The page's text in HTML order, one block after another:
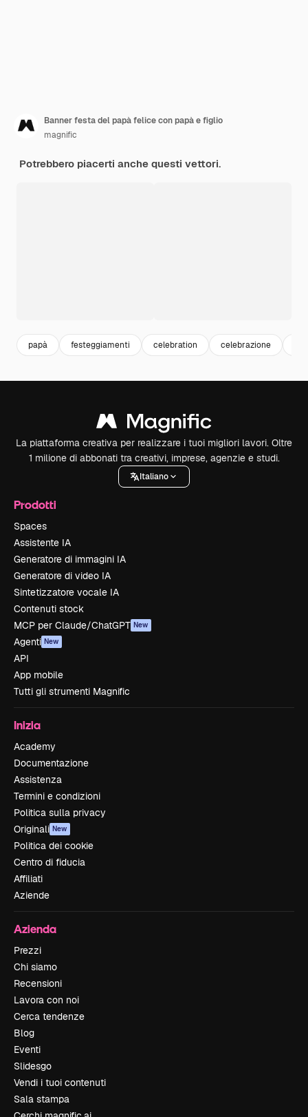
Banner festa del papà felice con papà e figlio
magnific
Potrebbero piacerti anche questi vettori.
papà festeggiamenti celebration celebrazione
La piattaforma creativa per realizzare i tuoi migliori lavori. Oltre
1 milione di abbonati tra creativi, imprese, agenzie e studi.
Italiano
Prodotti
Spaces
Assistente IA
Generatore di immagini IA
Generatore di video IA
Sintetizzatore vocale IA
Contenuti stock
MCP per Claude/ChatGPT New
Agenti New
API
App mobile
Tutti gli strumenti Magnific
Inizia
Academy
Documentazione
Assistenza
Termini e condizioni
Politica sulla privacy
Originali New
Politica dei cookie
Centro di fiducia
Affiliati
Aziende
Azienda
Prezzi
Chi siamo
Recensioni
Lavora con noi
Cerca tendenze
Blog
Eventi
Slidesgo
Vendi i tuoi contenuti
Sala stampa